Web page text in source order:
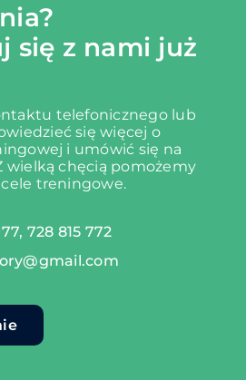
się z nami już
telefonicznego lub
się więcej o
i umówić się na
wielką chęcią pomożemy
treningowe.
728 815 772